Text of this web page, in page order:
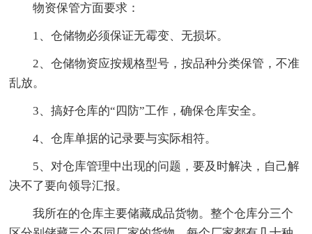
物资保管方面要求：
1、仓储物必须保证无霉变、无损坏。
2、仓储物资应按规格型号，按品种分类保管，不准
乱放。
3、搞好仓库的“四防”工作，确保仓库安全。
4、仓库单据的记录要与实际相符。
5、对仓库管理中出现的问题，要及时解决，自己解
决不了要向领导汇报。
我所在的仓库主要储藏成品货物。整个仓库分三个